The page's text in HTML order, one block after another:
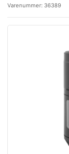
Varenummer: 36389